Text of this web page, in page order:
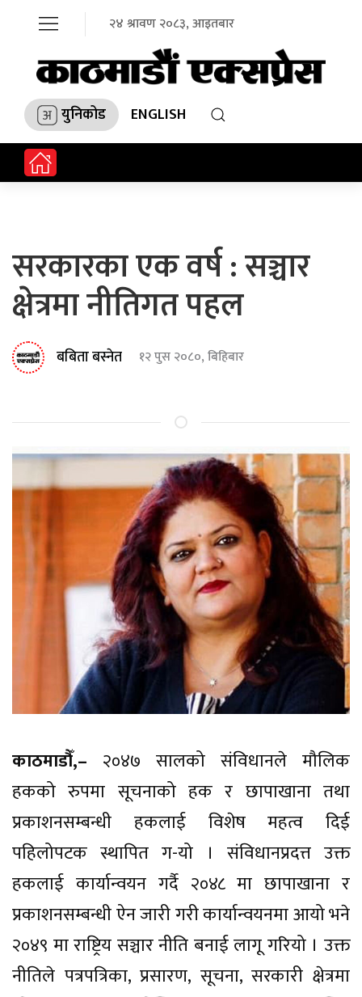
२४ श्रावण २०८३, आइतबार
युनिकोड ENGLISH
सरकारका एक वर्ष : सञ्चार
क्षेत्रमा नीतिगत पहल
बबिता बस्नेत १२ पुस २०८०, बिहिबार
काठमाडौँ,– २०४७ सालको संविधानले मौलिक
हकको रुपमा सूचनाको हक र छापाखाना तथा
प्रकाशनसम्बन्धी हकलाई विशेष महत्व दिई
पहिलोपटक स्थापित ग-यो । संविधानप्रदत्त उक्त
हकलाई कार्यान्वयन गर्दै २०४८ मा छापाखाना र
प्रकाशनसम्बन्धी ऐन जारी गरी कार्यान्वयनमा आयो भने
२०४९ मा राष्ट्रिय सञ्चार नीति बनाई लागू गरियो । उक्त
नीतिले पत्रपत्रिका, प्रसारण, सूचना, सरकारी क्षेत्रमा